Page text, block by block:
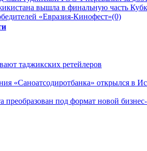
вышла в финальную часть
«Евразия-Кинофест»(0)
таджикских ретейлеров
«Саноатсодиротбанка» открылся в
преобразован под формат новой